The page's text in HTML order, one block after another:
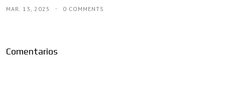
MAR. 13, 2025 0 COMMENTS
Comentarios